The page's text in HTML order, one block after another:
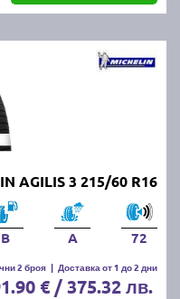
AGILIS 3 215/60 R16
B A 72
2 броя | Доставка от 1 до 2 дни
€ / 375.32 лв.